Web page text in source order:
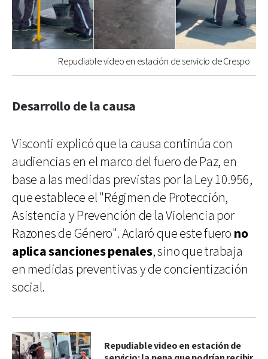
Repudiable video en estación de servicio de Crespo
Desarrollo de la causa
Visconti explicó que la causa continúa con
audiencias en el marco del fuero de Paz, en
base a las medidas previstas por la Ley 10.956,
que establece el "Régimen de Protección,
Asistencia y Prevención de la Violencia por
Razones de Género". Aclaró que este fuero no
aplica sanciones penales, sino que trabaja
en medidas preventivas y de concientización
social.
Repudiable video en estación de